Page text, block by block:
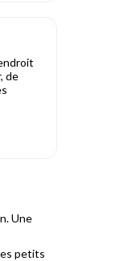
de
Une
petits